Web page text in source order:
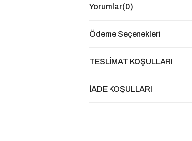
Yorumlar(0)
Ödeme Seçenekleri
TESLİMAT KOŞULLARI
İADE KOŞULLARI